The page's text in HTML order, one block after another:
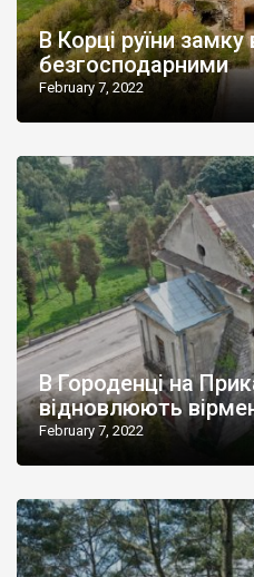
В Корці руїни замку
безгосподарними
February 7, 2022
В Городенці на
відновлюють
February 7, 2022